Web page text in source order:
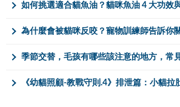
如何挑選適合貓魚油？貓咪魚油 4 大功效
為什麼會被貓咪反咬？寵物訓練師告訴你
季節交替，毛孩有哪些該注意的地方，常見
《幼貓照顧-教戰守則.4》排泄篇：小貓拉肚子